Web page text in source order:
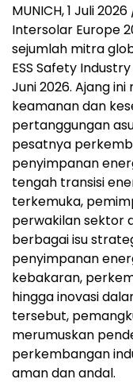
MUNICH, 1 Juli
Intersolar Europe
sejumlah mitra
ESS Safety
Juni 2026. Ajang
keamanan dan
pertanggungan
pesatnya
penyimpanan
tengah transisi
terkemuka,
perwakilan sektor
berbagai isu
penyimpanan
kebakaran,
hingga inovasi
tersebut,
merumuskan
perkembangan
aman dan andal.